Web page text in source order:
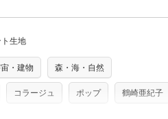
希望」などご記載ください（50cm
5営業日後の発送となる場合がござ
、順次発送いたします。
せん。予めご了承ください。
の問題、クレームにつきましては当
んのでご了承ください）
よび柄がえらべるキットに付属された
型紙自体の転用・販売および型紙を
生地
・建物 森・海・自然
コラージュ ポップ 鶴崎亜紀子